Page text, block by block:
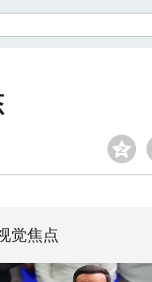
觉焦点